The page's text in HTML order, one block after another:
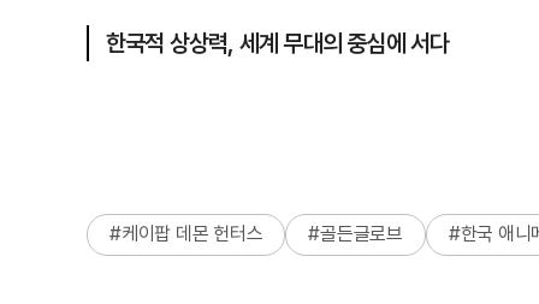
한국적 상상력, 세계 무대의 중심에 서다
#케이팝 데몬 헌터스 #골든글로브 #한국 애니